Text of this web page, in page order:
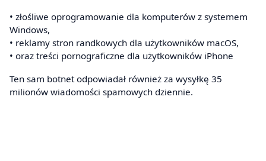
• złośliwe oprogramowanie dla komputerów z systemem
Windows,
• reklamy stron randkowych dla użytkowników macOS,
• oraz treści pornograficzne dla użytkowników iPhone
Ten sam botnet odpowiadał również za wysyłkę 35
milionów wiadomości spamowych dziennie.